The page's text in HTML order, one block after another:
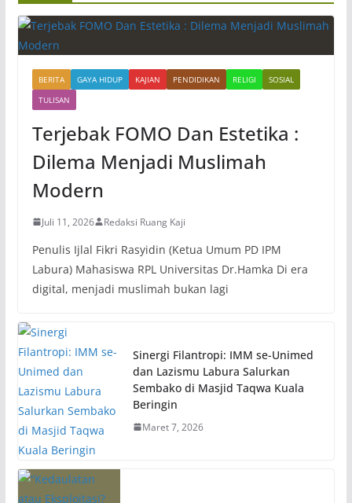
BERITA GAYA HIDUP KAJIAN PENDIDIKAN RELIGI
SOSIAL
TULISAN
Terjebak FOMO Dan Estetika :
Dilema Menjadi Muslimah
Modern
Juli 11, 2026 Redaksi Ruang Kaji
Penulis Ijlal Fikri Rasyidin (Ketua Umum PD IPM
Labura) Mahasiswa RPL Universitas Dr.Hamka Di era
digital, menjadi muslimah bukan lagi
Sinergi Filantropi: IMM se-Unimed
dan Lazismu Labura Salurkan
Sembako di Masjid Taqwa Kuala
Beringin
Maret 7, 2026